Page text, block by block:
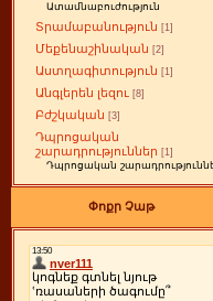
Ատամնաբուժություն
Տրամաբանություն [1]
Մեքենաշինական [2]
Աստղագիտություն [1]
Անգլերեն լեզու [8]
Բժշկական [3]
Դպրոցական
շարադրություններ [1]
Դպրոցական
Փոքր Չաթ